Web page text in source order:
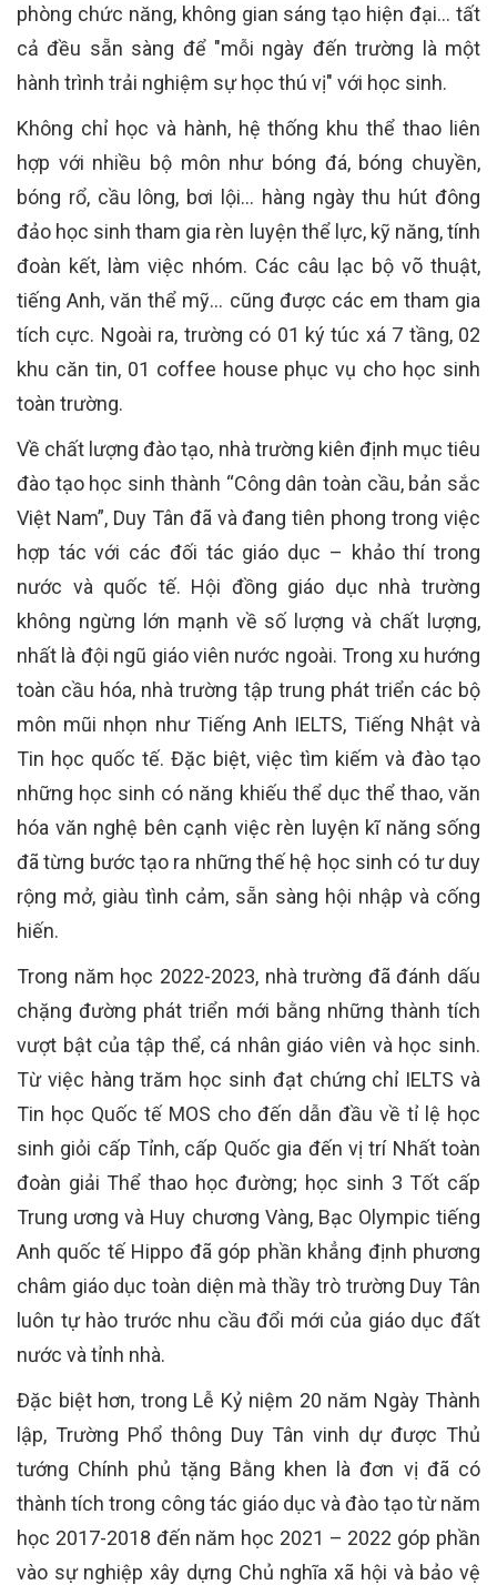
phòng chức năng, không gian sáng tạo hiện đại… tất
cả đều sẵn sàng để "mỗi ngày đến trường là một
hành trình trải nghiệm sự học thú vị" với học sinh.
Không chỉ học và hành, hệ thống khu thể thao liên
hợp với nhiều bộ môn như bóng đá, bóng chuyền,
bóng rổ, cầu lông, bơi lội… hàng ngày thu hút đông
đảo học sinh tham gia rèn luyện thể lực, kỹ năng, tính
đoàn kết, làm việc nhóm. Các câu lạc bộ võ thuật,
tiếng Anh, văn thể mỹ… cũng được các em tham gia
tích cực. Ngoài ra, trường có 01 ký túc xá 7 tầng, 02
khu căn tin, 01 coffee house phục vụ cho học sinh
toàn trường.
Về chất lượng đào tạo, nhà trường kiên định mục tiêu
đào tạo học sinh thành “Công dân toàn cầu, bản sắc
Việt Nam”, Duy Tân đã và đang tiên phong trong việc
hợp tác với các đối tác giáo dục – khảo thí trong
nước và quốc tế. Hội đồng giáo dục nhà trường
không ngừng lớn mạnh về số lượng và chất lượng,
nhất là đội ngũ giáo viên nước ngoài. Trong xu hướng
toàn cầu hóa, nhà trường tập trung phát triển các bộ
môn mũi nhọn như Tiếng Anh IELTS, Tiếng Nhật và
Tin học quốc tế. Đặc biệt, việc tìm kiếm và đào tạo
những học sinh có năng khiếu thể dục thể thao, văn
hóa văn nghệ bên cạnh việc rèn luyện kĩ năng sống
đã từng bước tạo ra những thế hệ học sinh có tư duy
rộng mở, giàu tình cảm, sẵn sàng hội nhập và cống
hiến.
Trong năm học 2022-2023, nhà trường đã đánh dấu
chặng đường phát triển mới bằng những thành tích
vượt bật của tập thể, cá nhân giáo viên và học sinh.
Từ việc hàng trăm học sinh đạt chứng chỉ IELTS và
Tin học Quốc tế MOS cho đến dẫn đầu về tỉ lệ học
sinh giỏi cấp Tỉnh, cấp Quốc gia đến vị trí Nhất toàn
đoàn giải Thể thao học đường; học sinh 3 Tốt cấp
Trung ương và Huy chương Vàng, Bạc Olympic tiếng
Anh quốc tế Hippo đã góp phần khẳng định phương
châm giáo dục toàn diện mà thầy trò trường Duy Tân
luôn tự hào trước nhu cầu đổi mới của giáo dục đất
nước và tỉnh nhà.
Đặc biệt hơn, trong Lễ Kỷ niệm 20 năm Ngày Thành
lập, Trường Phổ thông Duy Tân vinh dự được Thủ
tướng Chính phủ tặng Bằng khen là đơn vị đã có
thành tích trong công tác giáo dục và đào tạo từ năm
học 2017-2018 đến năm học 2021 – 2022 góp phần
vào sự nghiệp xây dựng Chủ nghĩa xã hội và bảo vệ